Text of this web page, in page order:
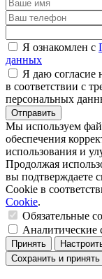
Я ознакомлен с
данных
Я даю согласие
в соответствии с
персональных
Отправить
Мы используем
обеспечения
использования и
Продолжая
вы подтверждаете
Cookie в
Cookie.
Обязательные
Аналитические
Принять
Сохранить и принять